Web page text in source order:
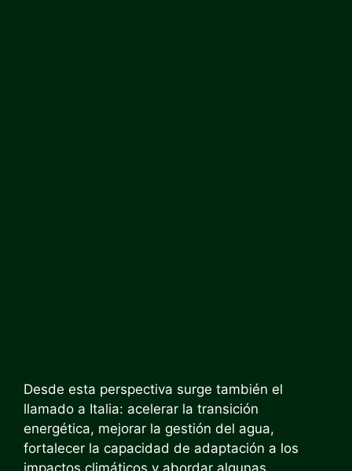
Desde esta perspectiva surge también el
llamado a Italia: acelerar la transición
energética, mejorar la gestión del agua,
fortalecer la capacidad de adaptación a los
impactos climáticos y abordar algunas